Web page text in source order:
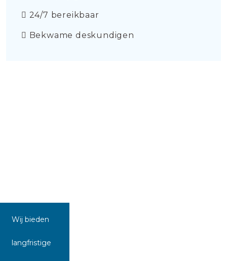
24/7 bereikbaar
Bekwame deskundigen
Wij bieden
langfristige